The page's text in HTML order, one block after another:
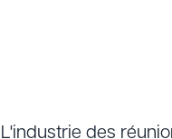
L'industrie des